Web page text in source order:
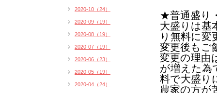
★普通盛り
大盛りは基
り無料に変
変更後もご
変更の理由
が増えた為
料で大盛り
農家の方が
2020-10（24）
2020-09（19）
2020-08（19）
2020-07（19）
2020-06（23）
2020-05（19）
2020-04（24）